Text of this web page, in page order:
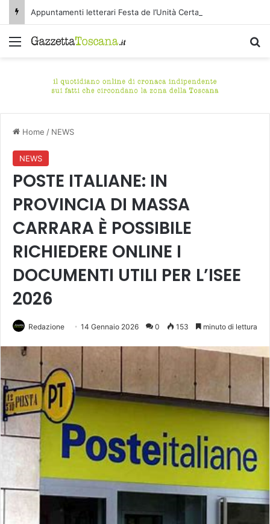
Appuntamenti letterari Festa de l’Unità Certaldo
Menu
Home / NEWS
NEWS
POSTE ITALIANE: IN
PROVINCIA DI MASSA
CARRARA È POSSIBILE
RICHIEDERE ONLINE I
DOCUMENTI UTILI PER L’ISEE
2026
Redazione 14 Gennaio 2026 0 153 minuto di lettura